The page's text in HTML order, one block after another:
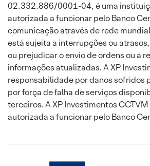
02.332.886/0001-04, é uma
autorizada a funcionar pelo Banco
comunicação através de rede
está sujeita a interrupções ou
ou prejudicar o envio de ordens ou a
informações atualizadas. A XP
responsabilidade por danos sofridos
por força de falha de serviços
terceiros. A XP Investimentos
autorizada a funcionar pelo Banco